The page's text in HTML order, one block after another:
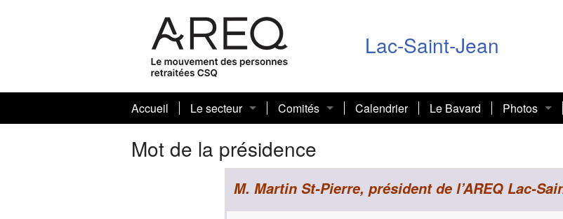
Lac-Saint-Jean
Accueil
Le secteur
À propos de nous
Mot de la présidence
Comités
Modèle PAN
Calendrier Le Bavard
Photos
2017-2018
Mot de la présidence
M. Martin St-Pierre, président de l’AREQ Lac-